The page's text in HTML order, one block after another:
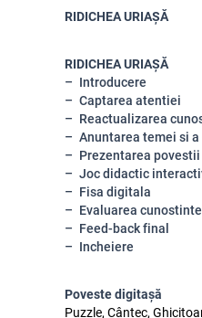
RIDICHEA URIAȘĂ
RIDICHEA URIAȘĂ
Introducere
Captarea atentiei
Reactualizarea
Anuntarea temei si
Prezentarea povestii
Joc didactic
Fisa digitala
Evaluarea
Feed-back final
Incheiere
Poveste digitașă
Puzzle, Cântec,